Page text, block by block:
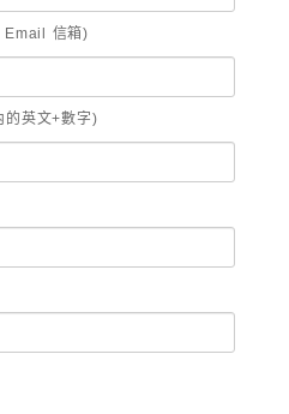
Email 信箱)
的英文+數字)